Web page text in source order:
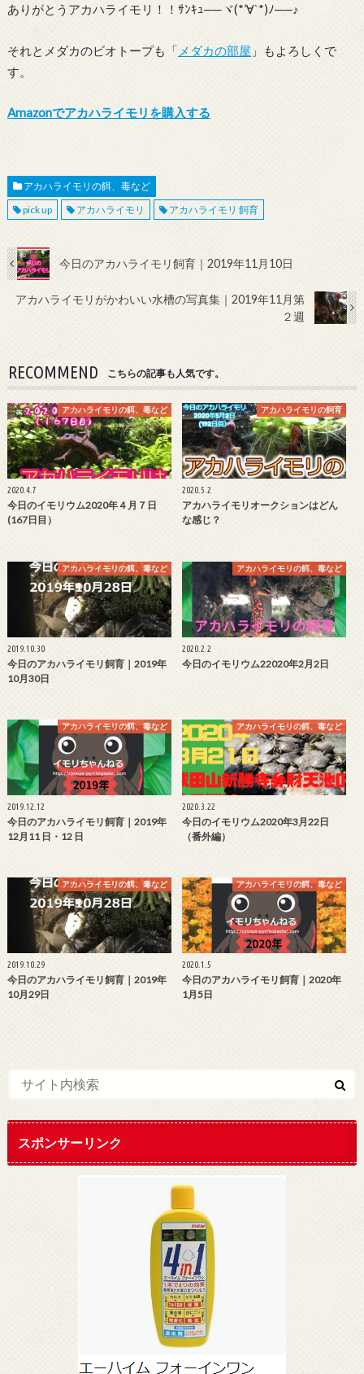
ありがとうアカハライモリ！！ｻﾝｷｭ──ヾ(*’∀`*)ﾉ──♪
それとメダカのビオトープも「 メダカの部屋 」もよろしくで
す。
Amazonでアカハライモリを購入する
アカハライモリの餌、毒など
pick up
アカハライモリ アカハライモリ 飼育
今日のアカハライモリ飼育｜2019年11月10日
アカハライモリがかわいい水槽の写真集｜2019年11月第
２週
RECOMMEND こちらの記事も人気です。
アカハライモリの餌、毒など
2020.4.7
今日のイモリウム2020年４月７日
(167日目）
アカハライモリの飼育
2020.5.2
アカハライモリオークションはどん
な感じ？
アカハライモリの餌、毒など
2019.10.30
今日のアカハライモリ飼育｜2019年
10月30日
アカハライモリの餌、毒など
2020.2.2
今日のイモリウム22020年2月2日
アカハライモリの餌、毒など
2019.12.12
今日のアカハライモリ飼育｜2019年
12月11 日・12 日
アカハライモリの餌、毒など
2020.3.22
今日のイモリウム2020年3月22日
（番外編）
アカハライモリの餌、毒など
2019.10.29
今日のアカハライモリ飼育｜2019年
10月29日
アカハライモリの餌、毒など
2020.1.5
今日のアカハライモリ飼育｜2020年
1月5日
スポンサーリンク